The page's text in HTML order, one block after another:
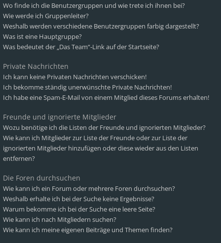
Wo finde ich die Benutzergruppen und wie trete ich ihnen bei?
Wie werde ich Gruppenleiter?
Weshalb werden verschiedene Benutzergruppen farbig dargestellt?
Was ist eine Hauptgruppe?
Was bedeutet der „Das Team“-Link auf der Startseite?
Private Nachrichten
Ich kann keine Privaten Nachrichten verschicken!
Ich bekomme ständig unerwünschte Private Nachrichten!
Ich habe eine Spam-E-Mail von einem Mitglied dieses Forums erhalten!
Freunde und ignorierte Mitglieder
Wozu benötige ich die Listen der Freunde und ignorierten Mitglieder?
Wie kann ich Mitglieder zur Liste der Freunde oder zur Liste der
ignorierten Mitglieder hinzufügen oder diese wieder aus den Listen
entfernen?
Die Foren durchsuchen
Wie kann ich ein Forum oder mehrere Foren durchsuchen?
Weshalb erhalte ich bei der Suche keine Ergebnisse?
Warum bekomme ich bei der Suche eine leere Seite?
Wie kann ich nach Mitgliedern suchen?
Wie kann ich meine eigenen Beiträge und Themen finden?